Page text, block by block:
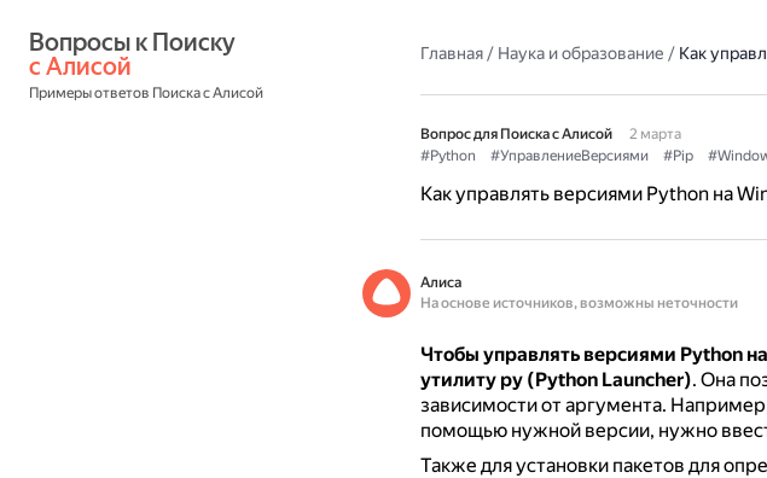
с Алисой
Примеры ответов Поиска с Алисой
Главная/ Наука и образование / Как
Вопрос для Поиска с Алисой
2 марта
#Python
#УправлениеВерсиями #Pip
Как управлять версиями Python на
Алиса
На основе источников, возможны неточности
Чтобы управлять версиями Python
утилиту py (Python Launcher). Она
зависимости от аргумента. Например,
помощью нужной версии, нужно
Также для установки пакетов для